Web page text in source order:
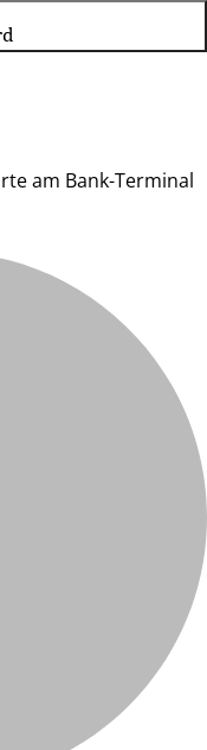
am Bank-Terminal